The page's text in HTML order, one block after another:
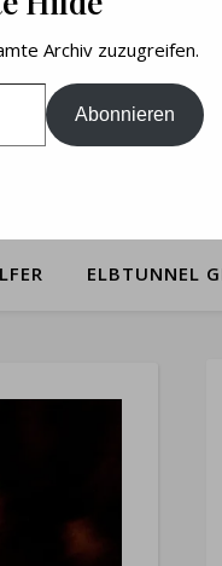
ELBTUNNEL
Archiv zuzugreifen.
Abonnieren